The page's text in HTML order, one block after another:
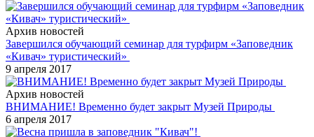
Архив новостей
Завершился обучающий семинар для турфирм «Заповедник
«Кивач» туристический»
9 апреля 2017
Архив новостей
ВНИМАНИЕ! Временно будет закрыт Музей Природы
6 апреля 2017